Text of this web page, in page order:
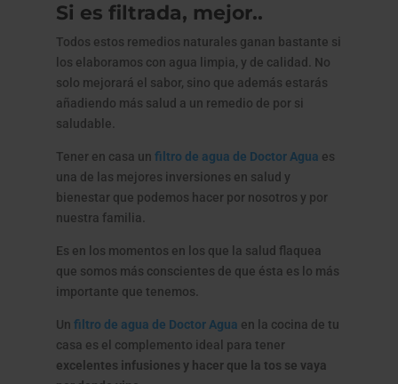
Si es filtrada, mejor..
Todos estos remedios naturales ganan bastante si
los elaboramos con agua limpia, y de calidad. No
solo mejorará el sabor, sino que además estarás
añadiendo más salud a un remedio de por si
saludable.
Tener en casa un filtro de agua de Doctor Agua es
una de las mejores inversiones en salud y
bienestar que podemos hacer por nosotros y por
nuestra familia.
Es en los momentos en los que la salud flaquea
que somos más conscientes de que ésta es lo más
importante que tenemos.
Un filtro de agua de Doctor Agua en la cocina de tu
casa es el complemento ideal para tener
excelentes infusiones y hacer que la tos se vaya